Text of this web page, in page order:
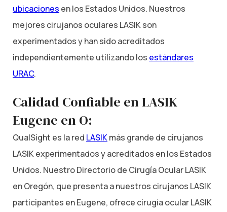
ubicaciones en los Estados Unidos. Nuestros
mejores cirujanos oculares LASIK son
experimentados y han sido acreditados
independientemente utilizando los estándares
URAC.
Calidad Confiable en LASIK
Eugene en O:
QualSight es la red LASIKmás grande de cirujanos
LASIK experimentados y acreditados en los Estados
Unidos. Nuestro Directorio de Cirugía Ocular LASIK
en Oregón, que presenta a nuestros cirujanos LASIK
participantes en Eugene, ofrece cirugía ocular LASIK